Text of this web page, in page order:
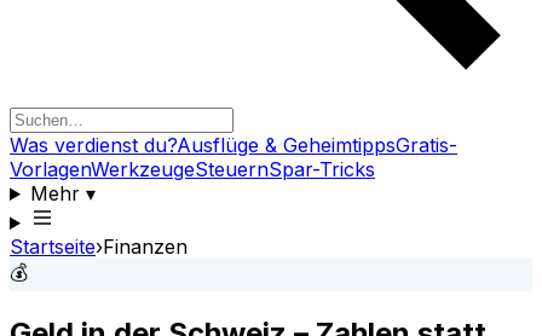
Was verdienst du?Ausflüge & GeheimtippsGratis-
VorlagenWerkzeugeSteuernSpar-Tricks
Mehr▾
Startseite›Finanzen
💰